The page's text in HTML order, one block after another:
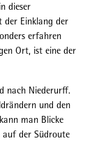
dieser
der Einklang der
erfahren
Ort, ist eine der
nach Niederurff.
und den
man Blicke
auf der Südroute